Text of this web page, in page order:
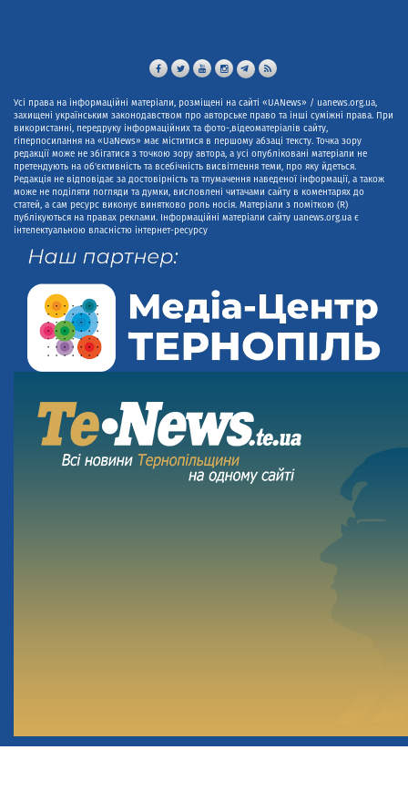
Усі права на інформаційні матеріали, розміщені на сайті «UANews» / uanews.org.ua,
захищені українським законодавством про авторське право та інші суміжні права. При
використанні, передруку інформаційних та фото-,відеоматеріалів сайту,
гіперпосилання на «UaNews» має міститися в першому абзаці тексту. Точка зору
редакції може не збігатися з точкою зору автора, а усі опубліковані матеріали не
претендують на об'єктивність та всебічність висвітлення теми, про яку йдеться.
Редакція не відповідає за достовірність та тлумачення наведеної інформації, а також
може не поділяти погляди та думки, висловлені читачами сайту в коментарях до
статей, а сам ресурс виконує винятково роль носія. Матеріали з поміткою (R)
публікуються на правах реклами. Інформаційні матеріали сайту uanews.org.ua є
інтелектуальною власністю інтернет-ресурсу